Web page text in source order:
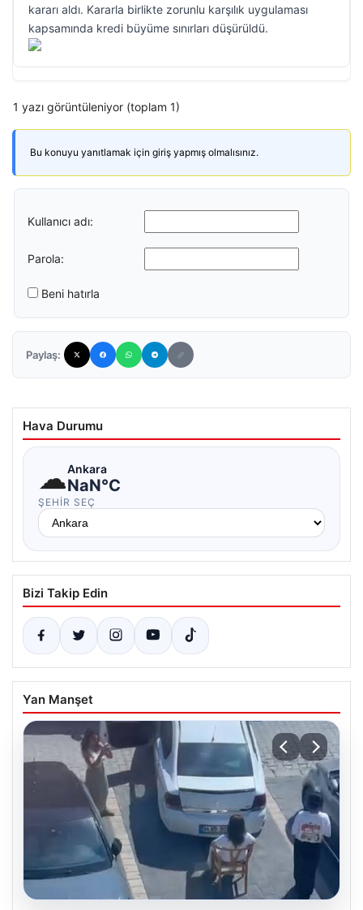
kararı aldı. Kararla birlikte zorunlu karşılık uygulaması
kapsamında kredi büyüme sınırları düşürüldü.
1 yazı görüntüleniyor (toplam 1)
Bu konuyu yanıtlamak için giriş yapmış olmalısınız.
Kullanıcı adı:
Parola:
Beni hatırla
Paylaş:
Hava Durumu
☁Ankara
NaN°C
ŞEHIR SEÇ
Bizi Takip Edin
Yan Manşet